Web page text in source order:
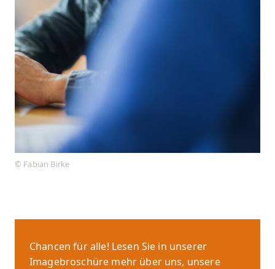
© Fabian Birke
Chancen für alle! Lesen Sie in unserer
Imagebroschüre mehr über uns, unsere